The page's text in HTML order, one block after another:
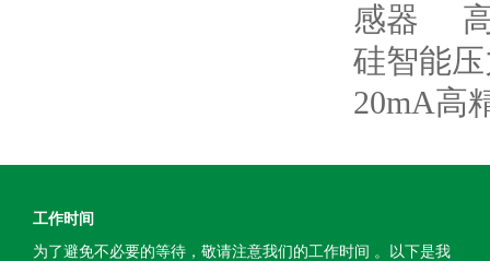
感器
硅智能
20mA高
工作时间
为了避免不必要的等待，敬请注意我们的工作时间 。以下是我